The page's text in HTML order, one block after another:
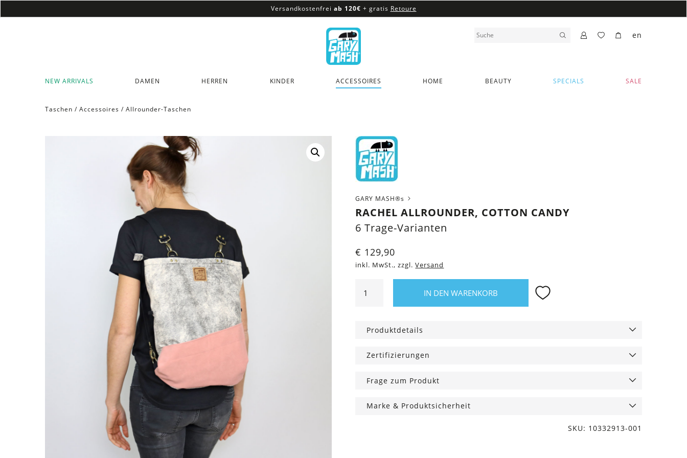
Versandkostenfrei ab 120€ + gratis Retoure
Versandkostenfreiab 120€
NEW ARRIVALS DAMEN HERREN KINDER ACCESSOIRES HOME BEAUTY SPECIALS SALE
en
Taschen / Accessoires / Allrounder-Taschen
GARY MASH®s
RACHEL ALLROUNDER, COTTON CANDY
6 Trage-Varianten
€ 129,90
inkl. MwSt., zzgl. Versand
Allrounder,
Menge
IN DEN WARENKORB
Produktdetails
Zertifizierungen
Frage zum Produkt
Marke & Produktsicherheit
SKU: 10332913-001